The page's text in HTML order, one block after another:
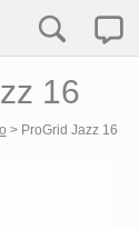
16
> ProGrid Jazz 16